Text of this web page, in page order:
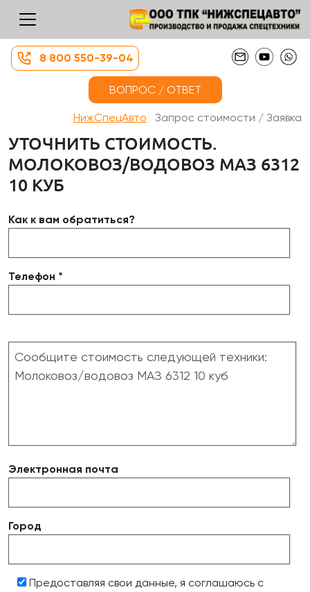
8 800 550-39-04
ВОПРОС / ОТВЕТ
НижСпецАвто Запрос стоимости / Заявка
УТОЧНИТЬ СТОИМОСТЬ.
МОЛОКОВОЗ/ВОДОВОЗ МАЗ 6312
10 КУБ
Как к вам обратиться?
Телефон *
Электронная почта
Город
Предоставляя свои данные, я соглашаюсь с